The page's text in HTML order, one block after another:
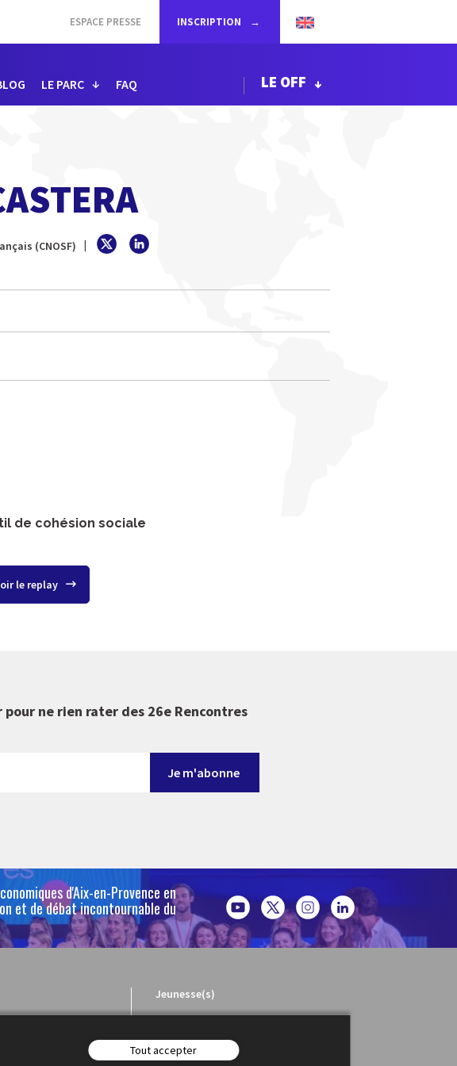
ESPACE PRESSE INSCRIPTION
LE PARC FAQ LE OFF
(CNOSF)
de cohésion sociale
le replay
ne rien rater des 26e Rencontres
d'Aix-en-Provence en
et de débat incontournable du
Jeunesse(s)
Tout accepter